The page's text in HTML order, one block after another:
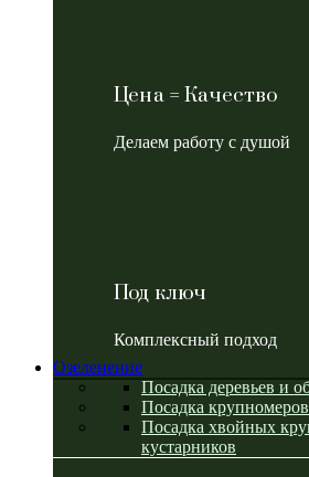
Цена = Качество
Делаем работу с душой
Под ключ
Комплексный подход
Озеленение
Посадка деревьев и
Посадка
Посадка хвойных
кустарников